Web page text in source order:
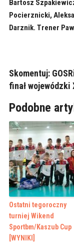
Bartosz
Pocierznicki,
Darznik. Trener
Skomentuj:
finał wojewódzki
Podobne
Ostatni tegoroczny
turniej Wikend
Sportbm/Kaszub Cup
[WYNIKI]